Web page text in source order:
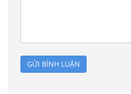
GỬI BÌNH LUẬN